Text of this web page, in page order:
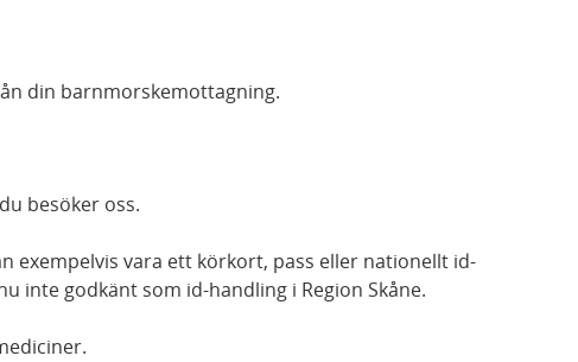
din barnmorskemottagning.
besöker oss.
exempelvis vara ett körkort, pass eller nationellt id-
inte godkänt som id-handling i Region Skåne.